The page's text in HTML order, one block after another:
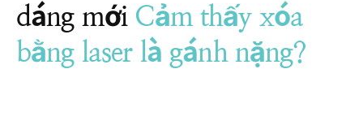
dáng mới Cảm thấy xóa
bằng laser là gánh nặng?